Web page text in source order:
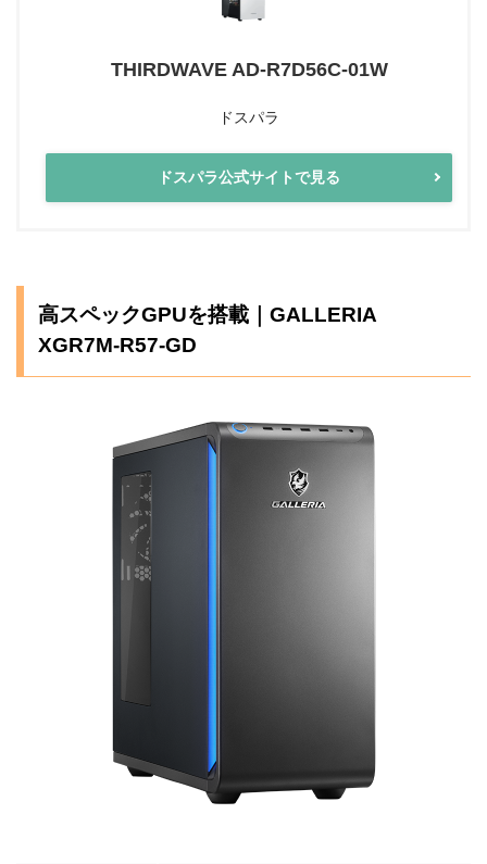
THIRDWAVE AD-R7D56C-01W
ドスパラ
ドスパラ公式サイトで見る
高スペックGPUを搭載｜GALLERIA
XGR7M-R57-GD